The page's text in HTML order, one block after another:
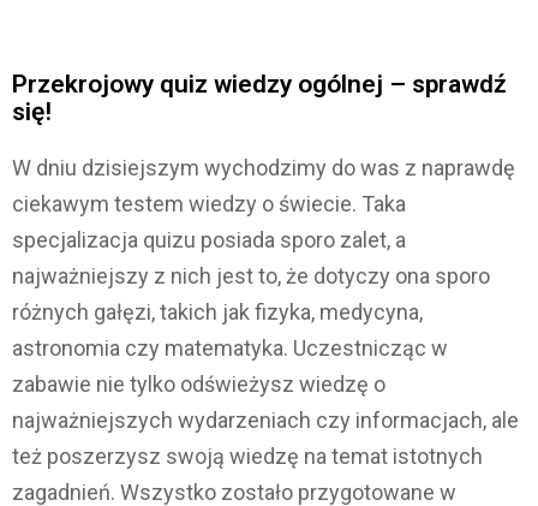
Przekrojowy quiz wiedzy ogólnej – sprawdź
się!
W dniu dzisiejszym wychodzimy do was z naprawdę
ciekawym testem wiedzy o świecie. Taka
specjalizacja quizu posiada sporo zalet, a
najważniejszy z nich jest to, że dotyczy ona sporo
różnych gałęzi, takich jak fizyka, medycyna,
astronomia czy matematyka. Uczestnicząc w
zabawie nie tylko odświeżysz wiedzę o
najważniejszych wydarzeniach czy informacjach, ale
też poszerzysz swoją wiedzę na temat istotnych
zagadnień. Wszystko zostało przygotowane w